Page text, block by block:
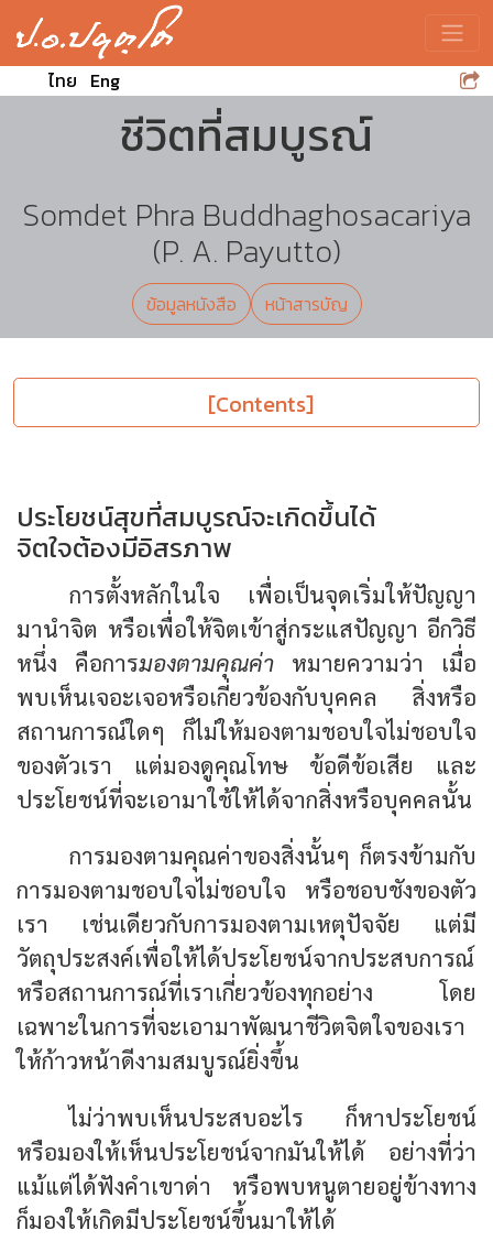
ไทย Eng
ชีวิตที่สมบูรณ์
Somdet Phra Buddhaghosacariya
(P. A. Payutto)
ข้อมูลหนังสือ หน้าสารบัญ
[Contents]
ประโยชน์สุขที่สมบูรณ์จะเกิดขึ้นได้
จิตใจต้องมีอิสรภาพ
การตั้งหลักในใจ เพื่อเป็นจุดเริ่มให้ปัญญา
มานำจิต หรือเพื่อให้จิตเข้าสู่กระแสปัญญา อีกวิธี
หนึ่ง คือการมองตามคุณค่า หมายความว่า เมื่อ
พบเห็นเจอะเจอหรือเกี่ยวข้องกับบุคคล สิ่งหรือ
สถานการณ์ใดๆ ก็ไม่ให้มองตามชอบใจไม่ชอบใจ
ของตัวเรา แต่มองดูคุณโทษ ข้อดีข้อเสีย และ
ประโยชน์ที่จะเอามาใช้ให้ได้จากสิ่งหรือบุคคลนั้น
การมองตามคุณค่าของสิ่งนั้นๆ ก็ตรงข้ามกับ
การมองตามชอบใจไม่ชอบใจ หรือชอบชังของตัว
เรา เช่นเดียวกับการมองตามเหตุปัจจัย แต่มี
วัตถุประสงค์เพื่อให้ได้ประโยชน์จากประสบการณ์
หรือสถานการณ์ที่เราเกี่ยวข้องทุกอย่าง โดย
เฉพาะในการที่จะเอามาพัฒนาชีวิตจิตใจของเรา
ให้ก้าวหน้าดีงามสมบูรณ์ยิ่งขึ้น
ไม่ว่าพบเห็นประสบอะไร ก็หาประโยชน์
หรือมองให้เห็นประโยชน์จากมันให้ได้ อย่างที่ว่า
แม้แต่ได้ฟังคำเขาด่า หรือพบหนูตายอยู่ข้างทาง
ก็มองให้เกิดมีประโยชน์ขึ้นมาให้ได้